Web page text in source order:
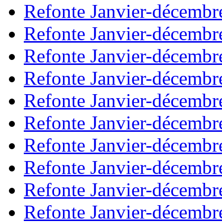
Refonte Janvier-
Refonte Janvier-
Refonte Janvier-
Refonte Janvier-
Refonte Janvier-
Refonte Janvier-
Refonte Janvier-
Refonte Janvier-
Refonte Janvier-
Refonte Janvier-